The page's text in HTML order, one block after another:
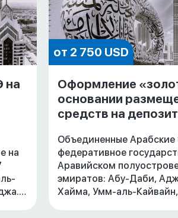
на
на
от 2 750 USD
Оформление
основании
средств на
Объединенные
федеративное
Аравийском
эмиратов: Абу-Даби,
Хайма, Умм-аль-